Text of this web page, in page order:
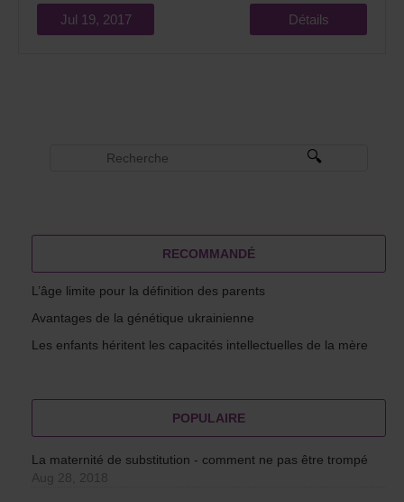
la joie de maternité, et pour quelqu’un c’est la possibilité
de tromper et de gagner beaucoup d’argents
Jul 19, 2017 Détails
RECOMMANDÉ
L’âge limite pour la définition des parents
Avantages de la génétique ukrainienne
Les enfants héritent les capacités intellectuelles de la mère
POPULAIRE
La maternité de substitution - comment ne pas être trompé
Aug 28, 2018